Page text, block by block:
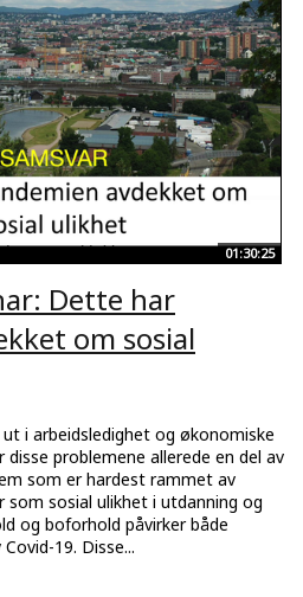
01:30:25
Dette har
om sosial
i arbeidsledighet og økonomiske
problemene allerede en del av
som er hardest rammet av
som sosial ulikhet i utdanning og
og boforhold påvirker både
19. Disse...